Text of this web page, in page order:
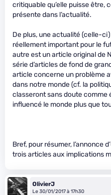
critiquable qu’elle puisse
présente dans l’actualité.
De plus, une actualité (celle-
réellement important pour le
autre est un article original de
série d’articles de fond de
article concerne un problème
dans notre monde (cf. la
classeront sans doute comme
influencé le monde plus que
Bref, pour résumer, l’annonce
trois articles aux implications
OlivierJ
Le 30/01/2017 à 17h30